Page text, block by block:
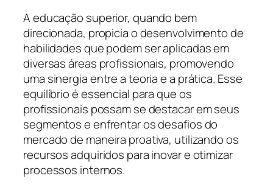
A educação superior, quando bem
direcionada, propicia o desenvolvimento de
habilidades que podem ser aplicadas em
diversas áreas profissionais, promovendo
uma sinergia entre a teoria e a prática. Esse
equilíbrio é essencial para que os
profissionais possam se destacar em seus
segmentos e enfrentar os desafios do
mercado de maneira proativa, utilizando os
recursos adquiridos para inovar e otimizar
processos internos.